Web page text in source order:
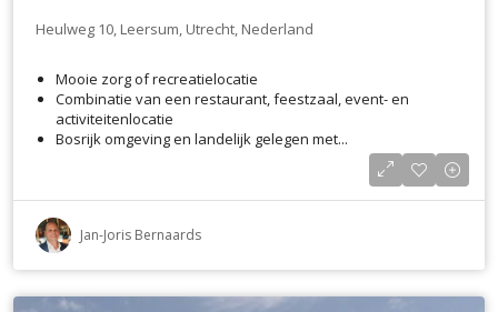
Heulweg 10, Leersum, Utrecht, Nederland
Mooie zorg of recreatielocatie
Combinatie van een restaurant, feestzaal, event- en
activiteitenlocatie
Bosrijk omgeving en landelijk gelegen met...
Jan-Joris Bernaards